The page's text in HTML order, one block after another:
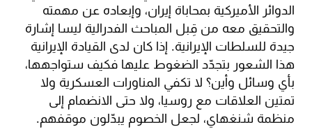
الدوائر الأميركية بمحاباة إيران، وإبعاده عن مهمته
والتحقيق معه من قِبل المباحث الفدرالية ليسا إشارة
جيدة للسلطات الإيرانية. إذا كان لدى القيادة الإيرانية
هذا الشعور بتجدّد الضغوط عليها فكيف ستواجهها،
بأي وسائل وأين؟ لا تكفي المناورات العسكرية ولا
تمتين العلاقات مع روسيا، ولا حتى الانضمام إلى
منظمة شنغهاي، لجعل الخصوم يبدّلون موقفهم.